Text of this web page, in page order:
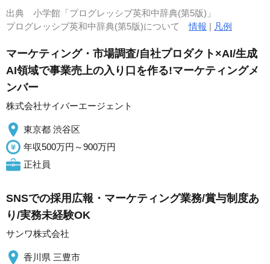
出典 小学館「プログレッシブ英和中辞典(第5版)」
プログレッシブ英和中辞典(第5版)について情報 | 凡例
マーケティング・市場調査/自社プロダクト×AI/生成
AI領域で事業売上の入り口を作る!マーケティングメ
ンバー
株式会社サイバーエージェント
東京都 渋谷区
年収500万円～900万円
正社員
SNSでの採用広報・マーケティング業務/賞与制度あ
り/実務未経験OK
サンワ株式会社
香川県 三豊市